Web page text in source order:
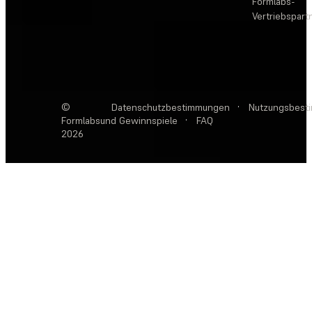
©
Formlabs
2026
Datenschutzbestimmungen ·
und Gewinnspiele
· FAQ